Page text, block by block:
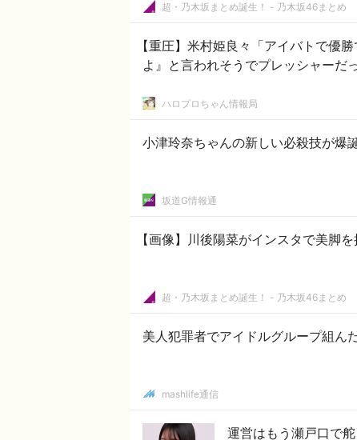
超・乃木坂まとめ誕生！ - 乃木坂46まとめ
【重圧】米村姫良々「アイバトで優
よ』と言われそうでプレッシャーだっ
ハロプロちゃん情報局
小津玲奈ちゃんの新しい必殺技が爆
坂道G情報通
【画像】川後陽菜がインスタで美脚
超・乃木坂まとめ誕生！ - 乃木坂46まとめ
美人犯罪者でアイドルグループ組ん
mashlife通信
運営はもう瀬戸口で